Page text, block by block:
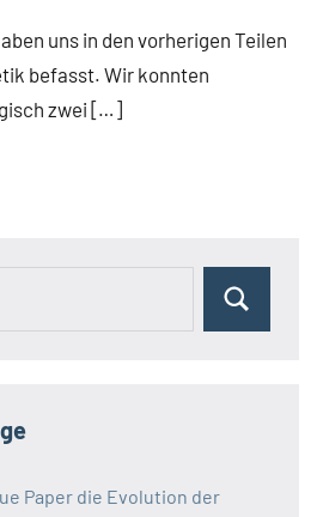
uns in den vorherigen Teilen
befasst. Wir konnten
zwei […]
Suchen
Paper die Evolution der